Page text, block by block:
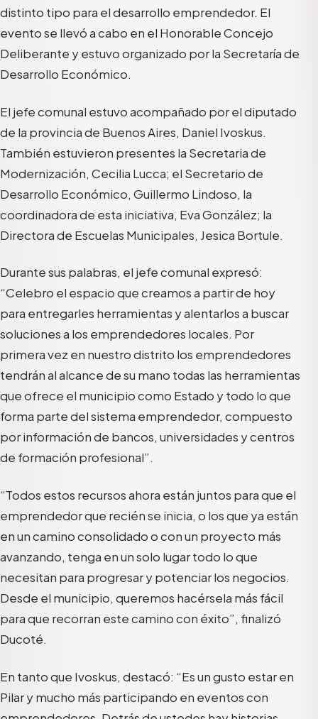
distinto tipo para el desarrollo emprendedor. El
evento se llevó a cabo en el Honorable Concejo
Deliberante y estuvo organizado por la Secretaría de
Desarrollo Económico.
El jefe comunal estuvo acompañado por el diputado
de la provincia de Buenos Aires, Daniel Ivoskus.
También estuvieron presentes la Secretaria de
Modernización, Cecilia Lucca; el Secretario de
Desarrollo Económico, Guillermo Lindoso, la
coordinadora de esta iniciativa, Eva González; la
Directora de Escuelas Municipales, Jesica Bortule.
Durante sus palabras, el jefe comunal expresó:
“Celebro el espacio que creamos a partir de hoy
para entregarles herramientas y alentarlos a buscar
soluciones a los emprendedores locales. Por
primera vez en nuestro distrito los emprendedores
tendrán al alcance de su mano todas las herramientas
que ofrece el municipio como Estado y todo lo que
forma parte del sistema emprendedor, compuesto
por información de bancos, universidades y centros
de formación profesional”.
“Todos estos recursos ahora están juntos para que el
emprendedor que recién se inicia, o los que ya están
en un camino consolidado o con un proyecto más
avanzando, tenga en un solo lugar todo lo que
necesitan para progresar y potenciar los negocios.
Desde el municipio, queremos hacérsela más fácil
para que recorran este camino con éxito”, finalizó
Ducoté.
En tanto que Ivoskus, destacó: “Es un gusto estar en
Pilar y mucho más participando en eventos con